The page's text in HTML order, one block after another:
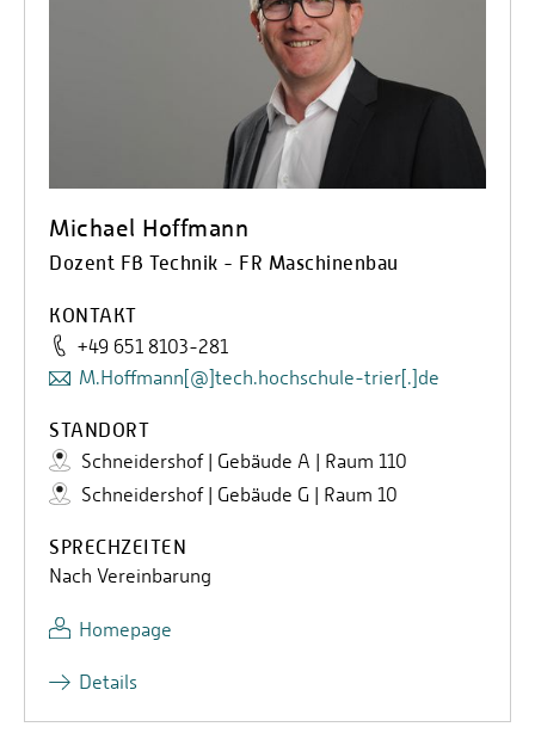
Michael Hoffmann
Dozent FB Technik - FR Maschinenbau
KONTAKT
+49 651 8103-281
M.Hoffmann[@]tech.hochschule-trier[.]de
STANDORT
Schneidershof | Gebäude A | Raum 110
Schneidershof | Gebäude G | Raum 10
SPRECHZEITEN
Nach Vereinbarung
Homepage
Details